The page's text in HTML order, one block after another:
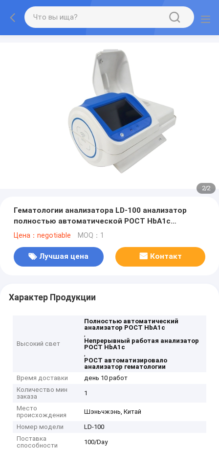
2/2
Гематологии анализатора LD-100 анализатор
полностью автоматической POCT HbA1c
испытывая
Цена：negotiable MOQ：1
Лучшая цена Контакт
Характер Продукции
Высокий свет
Полностью автоматический
анализатор POCT HbA1c
,
Непрерывный работая анализатор
POCT HbA1c
,
POCT автоматизировало
анализатор гематологии
Время доставки
день 10 работ
Количество мин
заказа
1
Место
происхождения
Шэньчжэнь, Китай
Номер модели
LD-100
Поставка
способности
100/Day